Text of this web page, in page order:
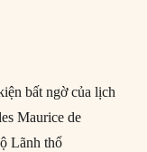
bất ngờ của lịch
Maurice de
Lãnh thổ